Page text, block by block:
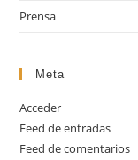
Prensa
Meta
Acceder
Feed de entradas
Feed de comentarios